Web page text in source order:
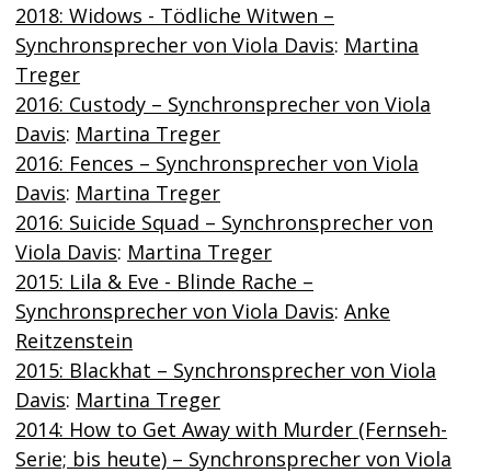
2018: Widows - Tödliche Witwen –
Synchronsprecher von Viola Davis: Martina
Treger
2016: Custody – Synchronsprecher von Viola
Davis: Martina Treger
2016: Fences – Synchronsprecher von Viola
Davis: Martina Treger
2016: Suicide Squad – Synchronsprecher von
Viola Davis: Martina Treger
2015: Lila & Eve - Blinde Rache –
Synchronsprecher von Viola Davis:Anke
Reitzenstein
2015: Blackhat – Synchronsprecher von Viola
Davis: Martina Treger
2014: How to Get Away with Murder (Fernseh-
Serie; bis heute) – Synchronsprecher von Viola